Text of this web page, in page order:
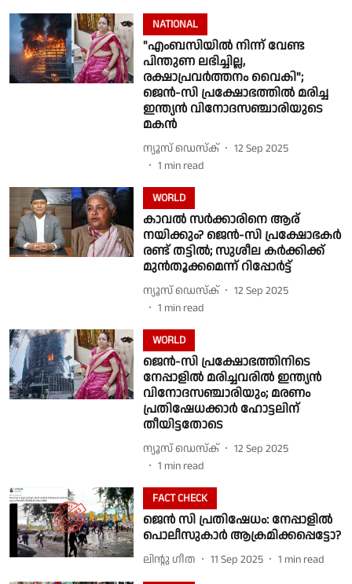
NATIONAL
"എംബസിയിൽ നിന്ന് വേണ്ട
പിന്തുണ ലഭിച്ചില്ല,
രക്ഷാപ്രവർത്തനം വൈകി";
ജെൻ-സി പ്രക്ഷോഭത്തിൽ മരിച്ച
ഇന്ത്യൻ വിനോദസഞ്ചാരിയുടെ
മകൻ
ന്യൂസ് ഡെസ്ക്
12 Sep 2025
1 min read
WORLD
കാവൽ സർക്കാരിനെ ആര്
നയിക്കും? ജെൻ-സി പ്രക്ഷോഭകർ
രണ്ട് തട്ടിൽ; സുശീല കർക്കിക്ക്
മുൻതൂക്കമെന്ന് റിപ്പോർട്ട്
ന്യൂസ് ഡെസ്ക്
12 Sep 2025
1 min read
WORLD
ജെൻ-സി പ്രക്ഷോഭത്തിനിടെ
നേപ്പാളിൽ മരിച്ചവരിൽ ഇന്ത്യൻ
വിനോദസഞ്ചാരിയും; മരണം
പ്രതിഷേധക്കാർ ഹോട്ടലിന്
തീയിട്ടതോടെ
ന്യൂസ് ഡെസ്ക്
12 Sep 2025
1 min read
FACT CHECK
ജെൻ സി പ്രതിഷേധം: നേപ്പാളിൽ
പൊലീസുകാർ ആക്രമിക്കപ്പെട്ടോ?
ലിൻ്റു ഗീത 11 Sep 2025 1 min read